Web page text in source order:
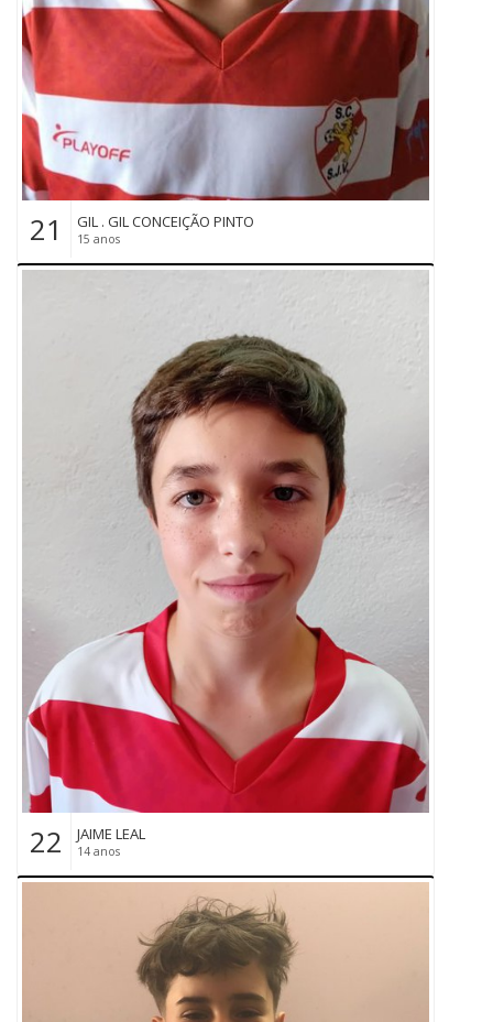
21 GIL . GIL CONCEIÇÃO PINTO
15 anos
22 JAIME LEAL
14 anos